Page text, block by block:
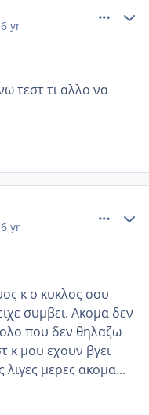
yr
τεστ τι αλλο να
yr
κ ο κυκλος σου
συμβει. Ακομα δεν
που δεν θηλαζω
κ μου εχουν βγει
λιγες μερες ακομα...